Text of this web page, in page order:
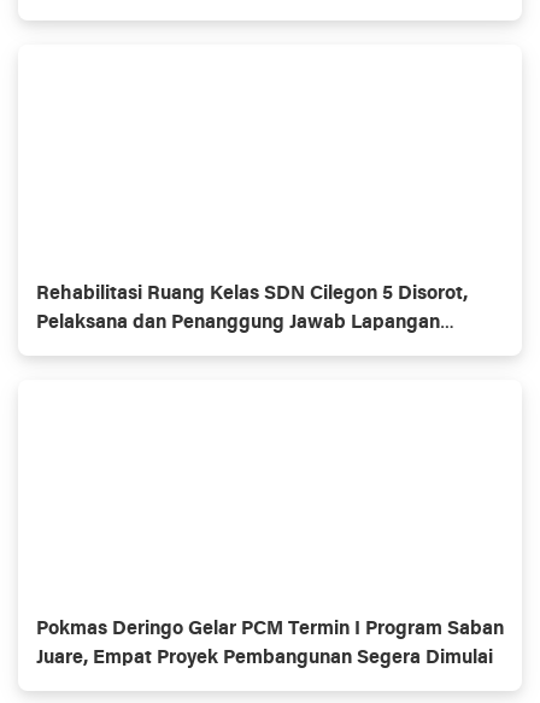
Kemajuan Lingkungan
Rehabilitasi Ruang Kelas SDN Cilegon 5 Disorot,
Pelaksana dan Penanggung Jawab Lapangan
Diduga Jarang Berada di Lokasi
Pokmas Deringo Gelar PCM Termin I Program Saban
Juare, Empat Proyek Pembangunan Segera Dimulai